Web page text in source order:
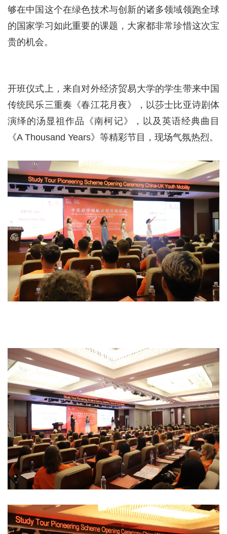
够在中国这个在绿色技术与创新的诸多领域领跑全球
的国家学习如此重要的课题，大家都非常珍惜这次宝
贵的机会。
开班仪式上，来自对外经济贸易大学的学生带来中国
传统民乐三重奏《春江花月夜》，以莎士比亚诗剧体
演绎的汤显祖作品《南柯记》，以及英语经典曲目
《A Thousand Years》等精彩节目，现场气氛热烈。